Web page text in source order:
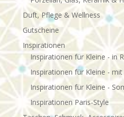
Duft, Pflege & Wellness
Gutscheine
Inspirationen
Inspirationen für Kleine - in
Inspirationen für Kleine -
Inspirationen für Kleine -
Inspirationen Paris-Style